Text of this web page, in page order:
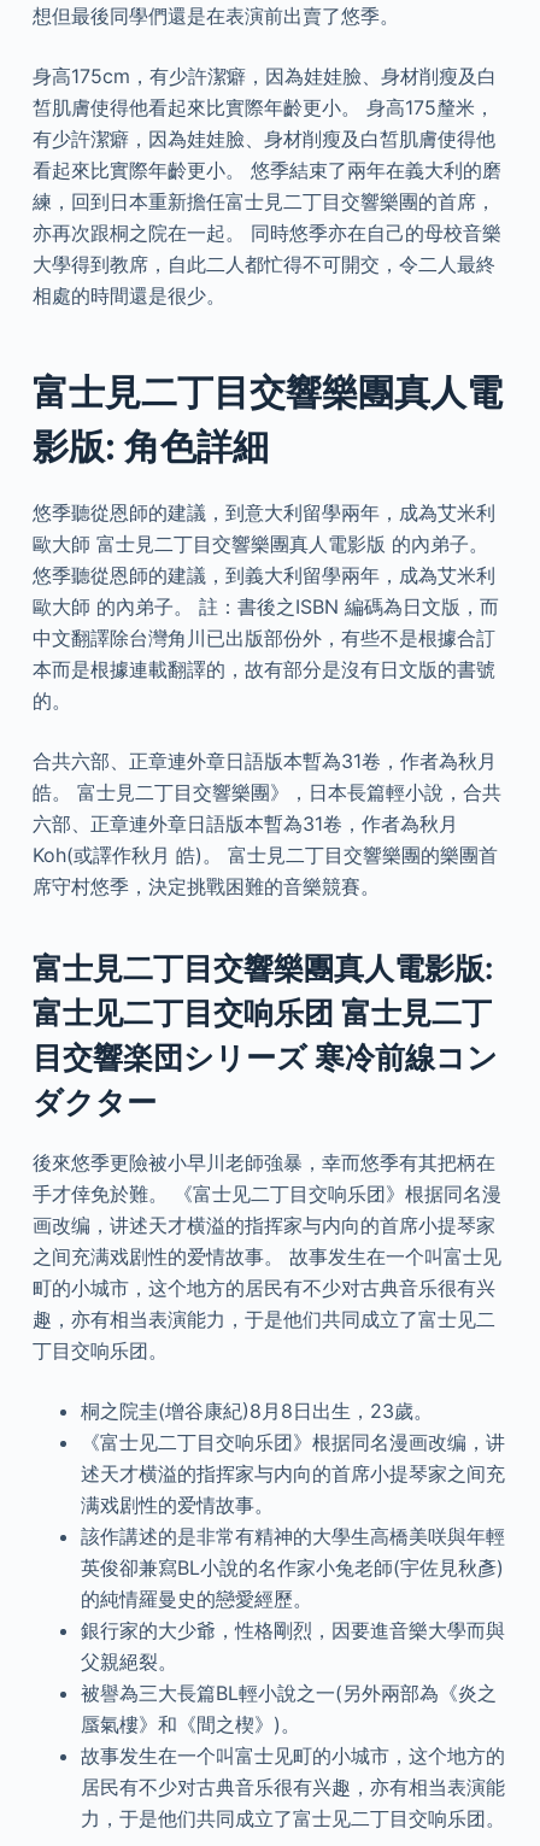
想但最後同學們還是在表演前出賣了悠季。
身高175cm，有少許潔癖，因為娃娃臉、身材削瘦及白
皙肌膚使得他看起來比實際年齡更小。 身高175釐米，
有少許潔癖，因為娃娃臉、身材削瘦及白皙肌膚使得他
看起來比實際年齡更小。 悠季結束了兩年在義大利的磨
練，回到日本重新擔任富士見二丁目交響樂團的首席，
亦再次跟桐之院在一起。 同時悠季亦在自己的母校音樂
大學得到教席，自此二人都忙得不可開交，令二人最終
相處的時間還是很少。
富士見二丁目交響樂團真人電
影版: 角色詳細
悠季聽從恩師的建議，到意大利留學兩年，成為艾米利
歐大師 富士見二丁目交響樂團真人電影版 的內弟子。
悠季聽從恩師的建議，到義大利留學兩年，成為艾米利
歐大師 的內弟子。 註：書後之ISBN 編碼為日文版，而
中文翻譯除台灣角川已出版部份外，有些不是根據合訂
本而是根據連載翻譯的，故有部分是沒有日文版的書號
的。
合共六部、正章連外章日語版本暫為31卷，作者為秋月
皓。 富士見二丁目交響樂團》，日本長篇輕小說，合共
六部、正章連外章日語版本暫為31卷，作者為秋月
Koh(或譯作秋月 皓)。 富士見二丁目交響樂團的樂團首
席守村悠季，決定挑戰困難的音樂競賽。
富士見二丁目交響樂團真人電影版:
富士见二丁目交响乐团 富士見二丁
目交響楽団シリーズ 寒冷前線コン
ダクター
後來悠季更險被小早川老師強暴，幸而悠季有其把柄在
手才倖免於難。 《富士见二丁目交响乐团》根据同名漫
画改编，讲述天才横溢的指挥家与内向的首席小提琴家
之间充满戏剧性的爱情故事。 故事发生在一个叫富士见
町的小城市，这个地方的居民有不少对古典音乐很有兴
趣，亦有相当表演能力，于是他们共同成立了富士见二
丁目交响乐团。
桐之院圭(增谷康紀)8月8日出生，23歲。
《富士见二丁目交响乐团》根据同名漫画改编，讲
述天才横溢的指挥家与内向的首席小提琴家之间充
满戏剧性的爱情故事。
該作講述的是非常有精神的大學生高橋美咲與年輕
英俊卻兼寫BL小說的名作家小兔老師(宇佐見秋彥)
的純情羅曼史的戀愛經歷。
銀行家的大少爺，性格剛烈，因要進音樂大學而與
父親絕裂。
被譽為三大長篇BL輕小說之一(另外兩部為《炎之
蜃氣樓》和《間之楔》)。
故事发生在一个叫富士见町的小城市，这个地方的
居民有不少对古典音乐很有兴趣，亦有相当表演能
力，于是他们共同成立了富士见二丁目交响乐团。